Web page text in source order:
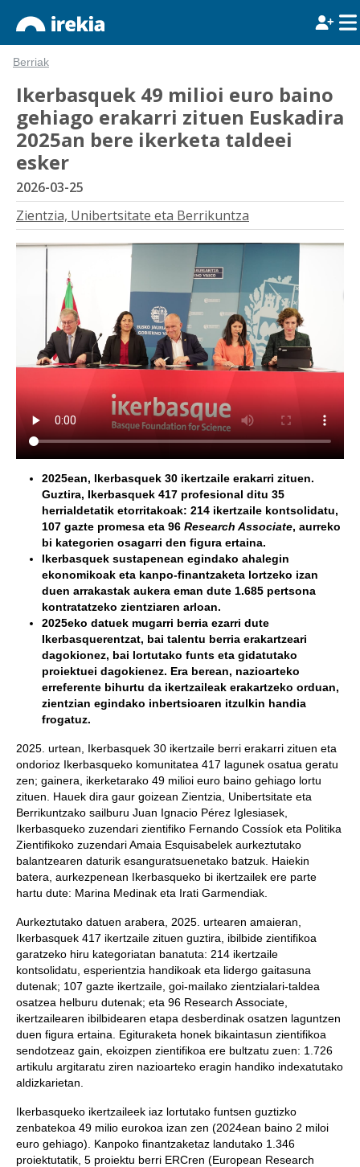
Berriak
Ikerbasquek 49 milioi euro baino
gehiago erakarri zituen Euskadira
2025an bere ikerketa taldeei
esker
2026-03-25
Zientzia, Unibertsitate eta Berrikuntza
2025ean, Ikerbasquek 30 ikertzaile erakarri zituen.
Guztira, Ikerbasquek 417 profesional ditu 35
herrialdetatik etorritakoak: 214 ikertzaile kontsolidatu,
107 gazte promesa eta 96 Research Associate, aurreko
bi kategorien osagarri den figura ertaina.
Ikerbasquek sustapenean egindako ahalegin
ekonomikoak eta kanpo-finantzaketa lortzeko izan
duen arrakastak aukera eman dute 1.685 pertsona
kontratatzeko zientziaren arloan.
2025eko datuek mugarri berria ezarri dute
Ikerbasquerentzat, bai talentu berria erakartzeari
dagokionez, bai lortutako funts eta gidatutako
proiektuei dagokienez. Era berean, nazioarteko
erreferente bihurtu da ikertzaileak erakartzeko orduan,
zientzian egindako inbertsioaren itzulkin handia
frogatuz.
2025. urtean, Ikerbasquek 30 ikertzaile berri erakarri zituen eta
ondorioz Ikerbasqueko komunitatea 417 lagunek osatua geratu
zen; gainera, ikerketarako 49 milioi euro baino gehiago lortu
zituen. Hauek dira gaur goizean Zientzia, Unibertsitate eta
Berrikuntzako sailburu Juan Ignacio Pérez Iglesiasek,
Ikerbasqueko zuzendari zientifiko Fernando Cossíok eta Politika
Zientifikoko zuzendari Amaia Esquisabelek aurkeztutako
balantzearen daturik esanguratsuenetako batzuk. Haiekin
batera, aurkezpenean Ikerbasqueko bi ikertzailek ere parte
hartu dute: Marina Medinak eta Irati Garmendiak.
Aurkeztutako datuen arabera, 2025. urtearen amaieran,
Ikerbasquek 417 ikertzaile zituen guztira, ibilbide zientifikoa
garatzeko hiru kategoriatan banatuta: 214 ikertzaile
kontsolidatu, esperientzia handikoak eta lidergo gaitasuna
dutenak; 107 gazte ikertzaile, goi-mailako zientzialari-taldea
osatzea helburu dutenak; eta 96 Research Associate,
ikertzailearen ibilbidearen etapa desberdinak osatzen laguntzen
duen figura ertaina. Egituraketa honek bikaintasun zientifikoa
sendotzeaz gain, ekoizpen zientifikoa ere bultzatu zuen: 1.726
artikulu argitaratu ziren nazioarteko eragin handiko indexatutako
aldizkarietan.
Ikerbasqueko ikertzaileek iaz lortutako funtsen guztizko
zenbatekoa 49 milio eurokoa izan zen (2024ean baino 2 miloi
euro gehiago). Kanpoko finantzaketaz landutako 1.346
proiektutatik, 5 proiektu berri ERCren (European Research